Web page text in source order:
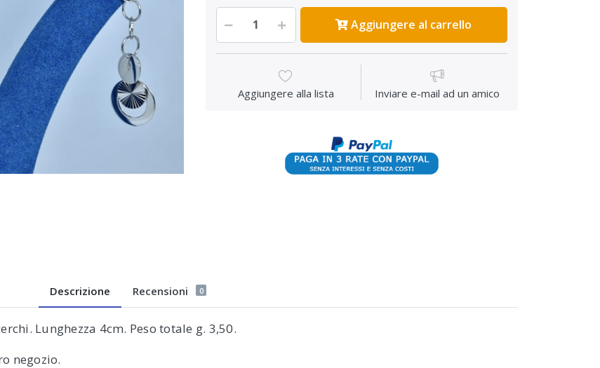
Aggiungere al carrello
Aggiungere alla lista Inviare e-mail ad un amico
Descrizione Recensioni 0
Lunghezza 4cm. Peso totale g. 3,50.
negozio.